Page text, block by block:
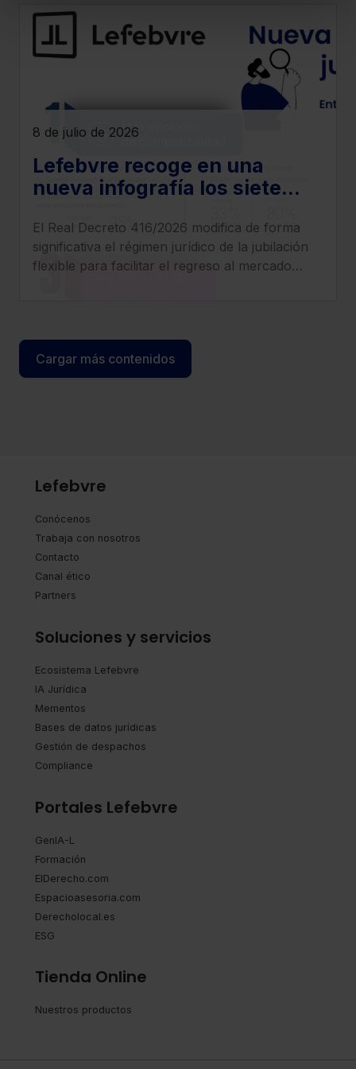
Puedes
aceptar solo las esenciales
denegar todas las cookies excepto aquellas
imprescindibles.
las cookies y
seleccionar solo aquellas que quieras permitir en tu
que sean indispensables para la navegación.
Saber más acerca de las cookies
8 de julio de 2026
Lefebvre recoge en una
nueva infografía los siete
introduce el Real Decreto
416/2026
El Real Decreto 416/2026 modifica de forma
significativa el régimen jurídico de la jubilación
flexible para facilitar el regreso al mercado
determinados complementos.
Cargar más contenidos
Lefebvre
Conócenos
Trabaja con nosotros
Contacto
Canal ético
Partners
Soluciones y servicios
Ecosistema Lefebvre
IA Jurídica
Mementos
Bases de datos jurídicas
Gestión de despachos
Compliance
Portales Lefebvre
GenIA-L
Formación
ElDerecho.com
Espacioasesoria.com
Derecholocal.es
ESG
Tienda Online
Nuestros productos